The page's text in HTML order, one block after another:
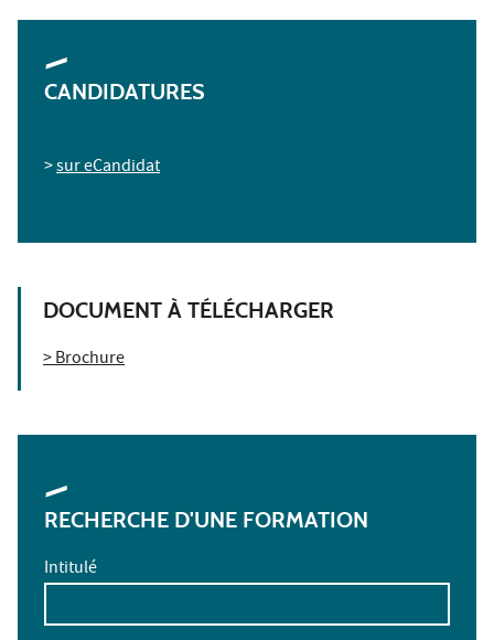
CANDIDATURES
>sur eCandidat
DOCUMENT À TÉLÉCHARGER
> Brochure
RECHERCHE D'UNE FORMATION
Intitulé